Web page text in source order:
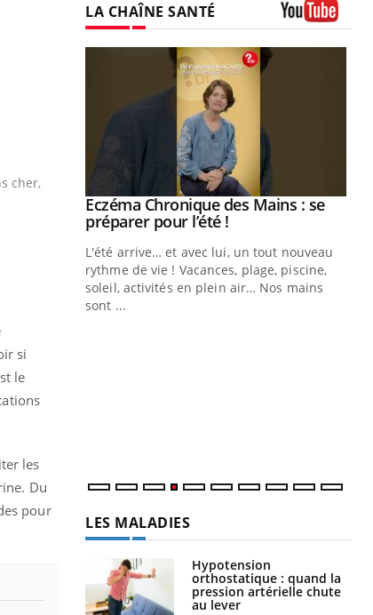
cher,
si
le
les
Du
pour
LA CHAÎNE SANTÉ
et si on Youtube
Eczéma Chronique des Mains : se
préparer pour l’été !Youtube
L'été arrive… et avec lui, un tout nouveau
rythme de vie ! Vacances, plage, piscine,
soleil, activités en plein air… Nos mains
sont ...
LES MALADIES
Hypotension
orthostatique : quand la
pression artérielle chute
au lever